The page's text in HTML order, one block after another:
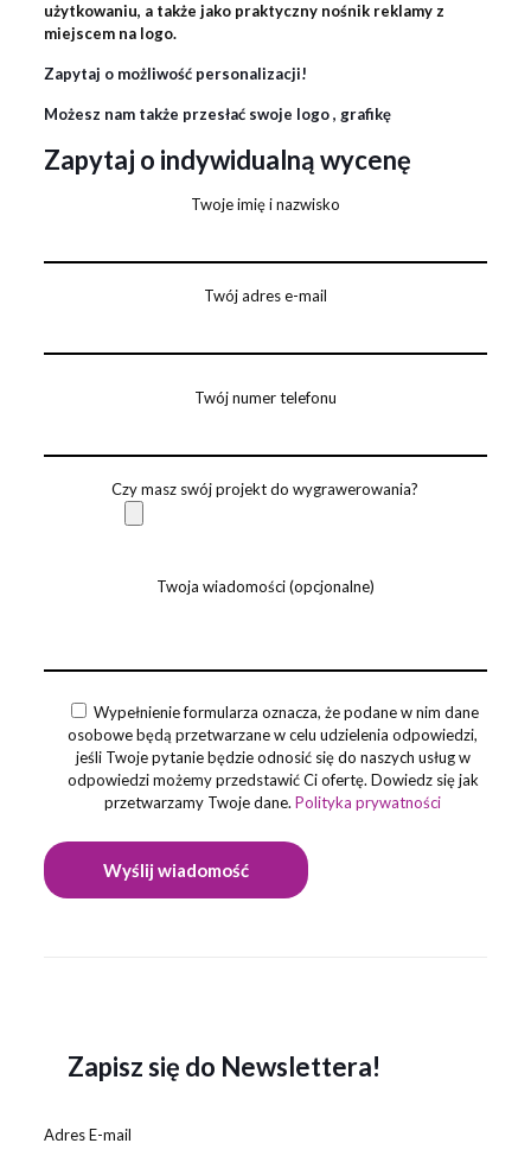
użytkowaniu, a także jako praktyczny nośnik reklamy z
miejscem na logo.
Zapytaj o możliwość personalizacji!
Możesz nam także przesłać swoje logo , grafikę
Zapytaj o indywidualną wycenę
Twoje imię i nazwisko
Twój adres e-mail
Twój numer telefonu
Czy masz swój projekt do wygrawerowania?
Twoja wiadomości (opcjonalne)
Wypełnienie formularza oznacza, że podane w nim dane
osobowe będą przetwarzane w celu udzielenia odpowiedzi,
jeśli Twoje pytanie będzie odnosić się do naszych usług w
odpowiedzi możemy przedstawić Ci ofertę. Dowiedz się jak
przetwarzamy Twoje dane.Polityka prywatności
Zapisz się do Newslettera!
Adres E-mail